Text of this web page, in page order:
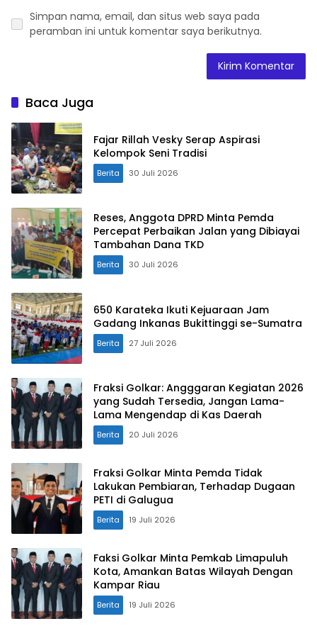
Simpan nama, email, dan situs web saya pada
peramban ini untuk komentar saya berikutnya.
Baca Juga
Fajar Rillah Vesky Serap Aspirasi
Kelompok Seni Tradisi
Berita 30 Juli 2026
Reses, Anggota DPRD Minta Pemda
Percepat Perbaikan Jalan yang Dibiayai
Tambahan Dana TKD
Berita 30 Juli 2026
650 Karateka Ikuti Kejuaraan Jam
Gadang Inkanas Bukittinggi se-Sumatra
Berita 27 Juli 2026
Fraksi Golkar: Angggaran Kegiatan 2026
yang Sudah Tersedia, Jangan Lama-
Lama Mengendap di Kas Daerah
Berita 20 Juli 2026
Fraksi Golkar Minta Pemda Tidak
Lakukan Pembiaran, Terhadap Dugaan
PETI di Galugua
Berita 19 Juli 2026
Faksi Golkar Minta Pemkab Limapuluh
Kota, Amankan Batas Wilayah Dengan
Kampar Riau
Berita 19 Juli 2026